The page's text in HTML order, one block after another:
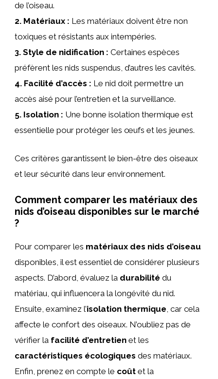
de l’oiseau.
2. Matériaux : Les matériaux doivent être non
toxiques et résistants aux intempéries.
3. Style de nidification : Certaines espèces
préfèrent les nids suspendus, d’autres les cavités.
4. Facilité d’accès : Le nid doit permettre un
accès aisé pour l’entretien et la surveillance.
5. Isolation : Une bonne isolation thermique est
essentielle pour protéger les œufs et les jeunes.
Ces critères garantissent le bien-être des oiseaux
et leur sécurité dans leur environnement.
Comment comparer les matériaux des
nids d’oiseau disponibles sur le marché
?
Pour comparer les matériaux des nids d’oiseau
disponibles, il est essentiel de considérer plusieurs
aspects. D’abord, évaluez la durabilité du
matériau, qui influencera la longévité du nid.
Ensuite, examinez l’isolation thermique, car cela
affecte le confort des oiseaux. N’oubliez pas de
vérifier la facilité d’entretien et les
caractéristiques écologiques des matériaux.
Enfin, prenez en compte le coût et la